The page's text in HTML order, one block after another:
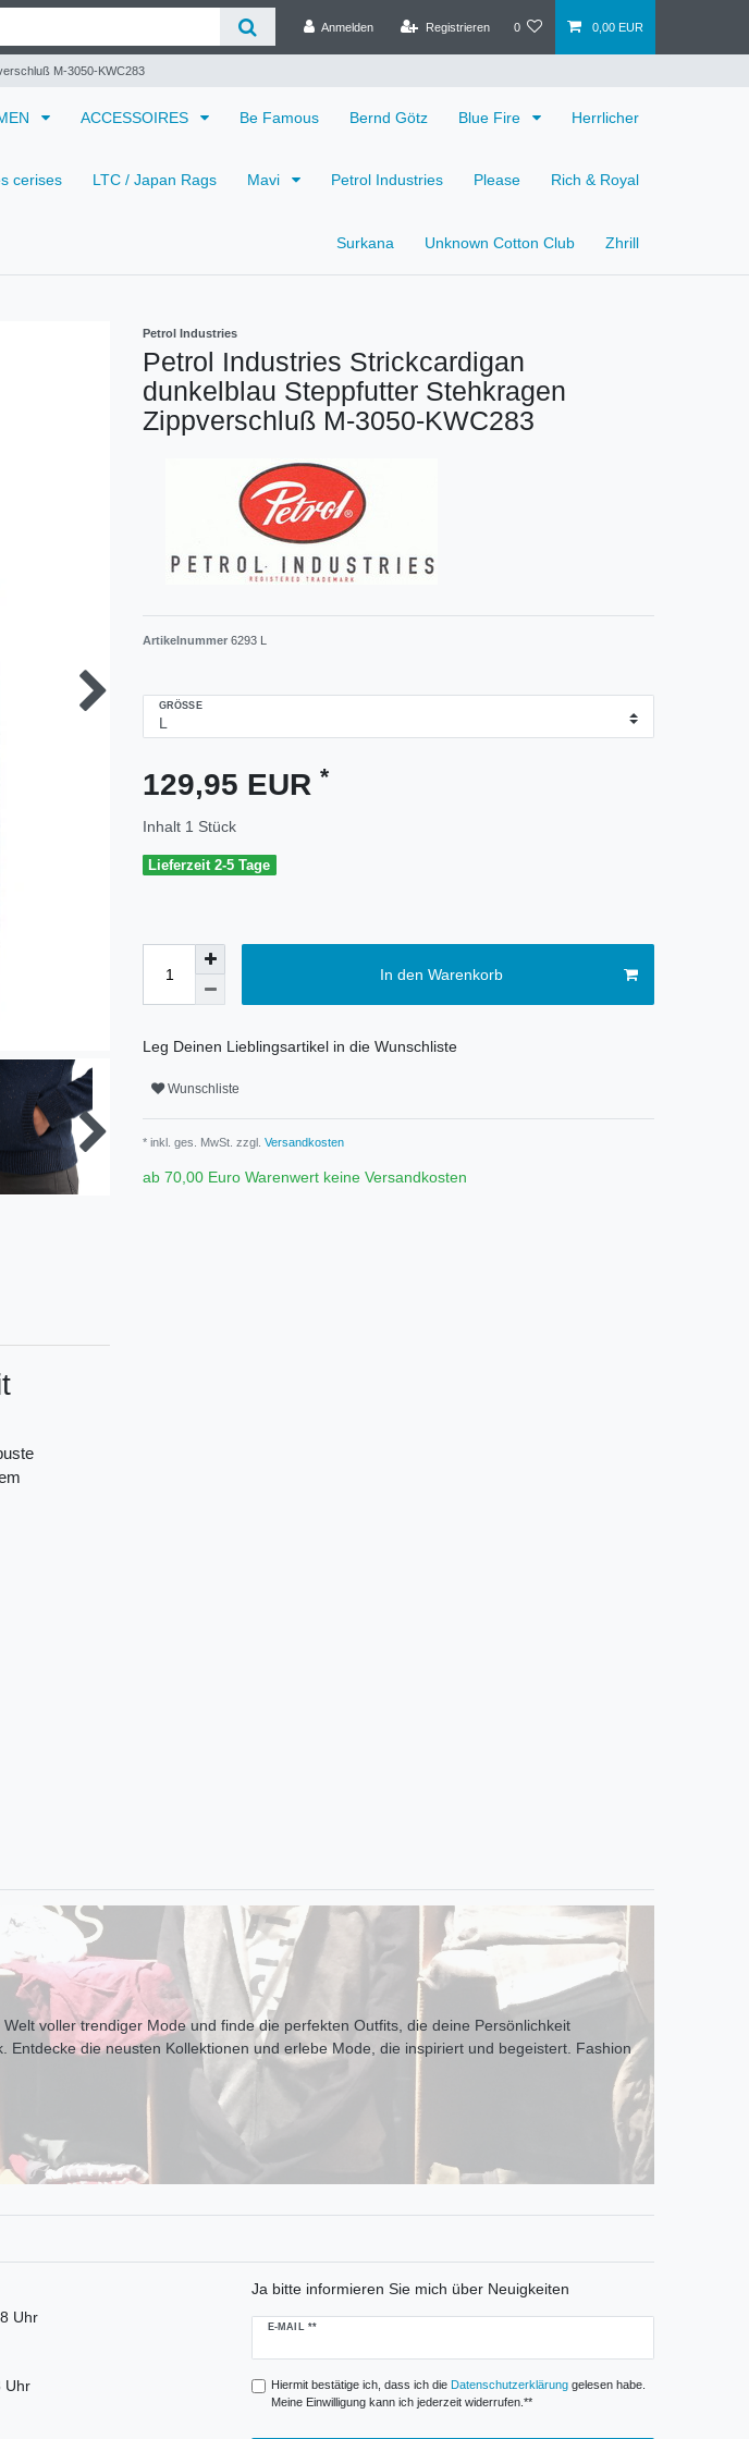
Anmelden Registrieren 0 0,00 EUR
M-3050-KWC283
ACCESSOIRES Be Famous Bernd Götz Blue Fire Herrlicher
cerises LTC / Japan Rags Mavi Petrol Industries Please Rich & Royal
Surkana Unknown Cotton Club Zhrill
Petrol Industries
Petrol Industries Strickcardigan
dunkelblau Steppfutter Stehkragen
Zippverschluß M-3050-KWC283
Artikelnummer 6293 L
GRÖSSE
129,95 EUR *
Inhalt 1 Stück
Lieferzeit 2-5 Tage
In den Warenkorb
Leg Deinen Lieblingsartikel in die Wunschliste
Wunschliste
* inkl. ges. MwSt. zzgl. Versandkosten
ab 70,00 Euro Warenwert keine Versandkosten
voller trendiger Mode und finde die perfekten Outfits, die deine Persönlichkeit
die neusten Kollektionen und erlebe Mode, die inspiriert und begeistert. Fashion
Uhr
Uhr
Ja bitte informieren Sie mich über Neuigkeiten
E-MAIL **
Newsletter
Hiermit bestätige ich, dass ich die Daten­schutz­erklärunggelesen habe.
Meine Einwilligung kann ich jederzeit widerrufen.**